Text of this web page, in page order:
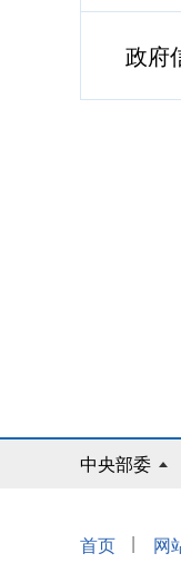
政府
中央部委
首页 | 网